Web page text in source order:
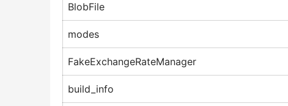
BlobFile
modes
FakeExchangeRateManager
build_info